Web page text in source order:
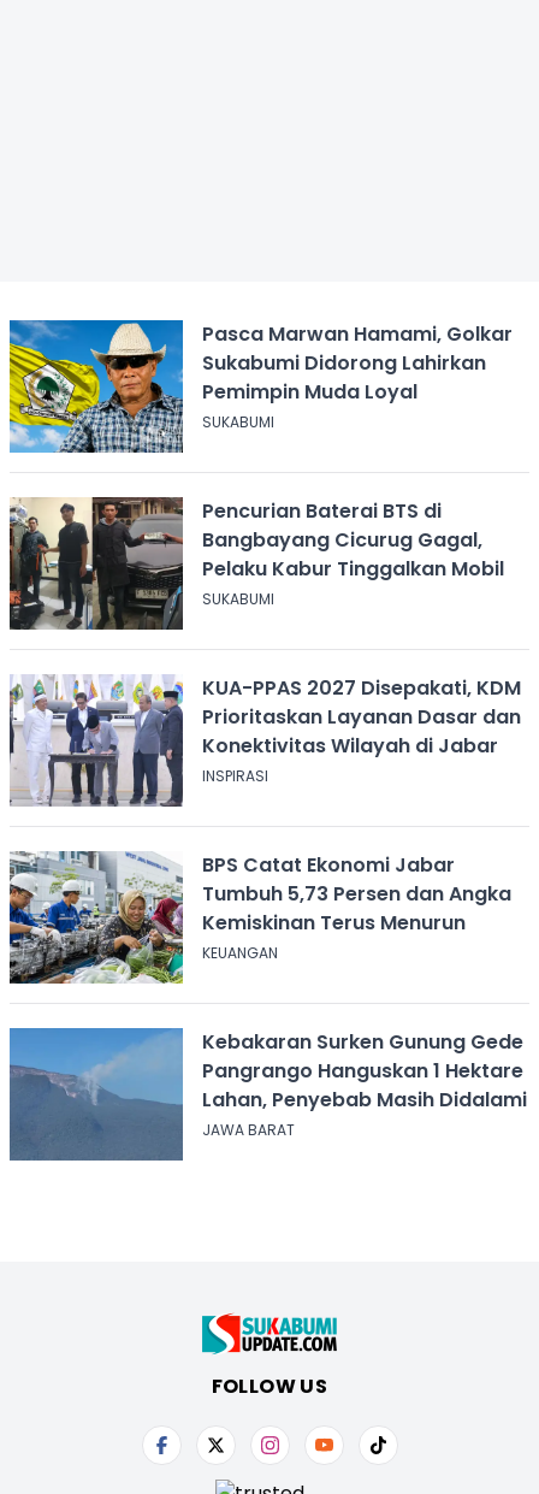
Pasca Marwan Hamami, Golkar
Sukabumi Didorong Lahirkan
Pemimpin Muda Loyal
SUKABUMI
Pencurian Baterai BTS di
Bangbayang Cicurug Gagal,
Pelaku Kabur Tinggalkan Mobil
SUKABUMI
KUA-PPAS 2027 Disepakati, KDM
Prioritaskan Layanan Dasar dan
Konektivitas Wilayah di Jabar
INSPIRASI
BPS Catat Ekonomi Jabar
Tumbuh 5,73 Persen dan Angka
Kemiskinan Terus Menurun
KEUANGAN
Kebakaran Surken Gunung Gede
Pangrango Hanguskan 1 Hektare
Lahan, Penyebab Masih Didalami
JAWA BARAT
FOLLOW US